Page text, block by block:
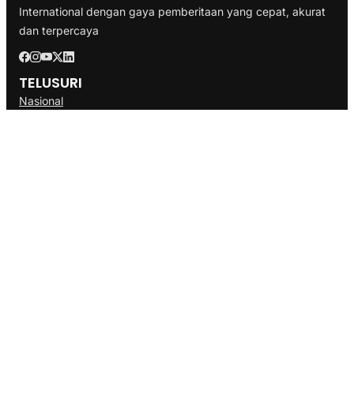
International dengan gaya pemberitaan yang cepat, akurat
dan terpercaya
TELUSURI
Nasional